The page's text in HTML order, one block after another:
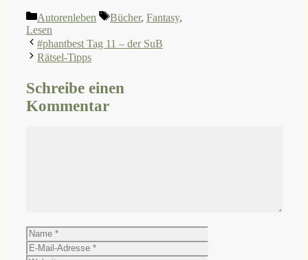
Kategorien
Autorenleben Schlagwörter
Bücher, Fantasy,
Lesen
#phantbest Tag 11 – der SuB
Rätsel-Tipps
Schreibe einen
Kommentar
Name
E-